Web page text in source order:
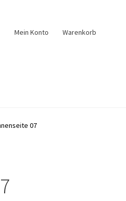
Mein Konto Warenkorb
07